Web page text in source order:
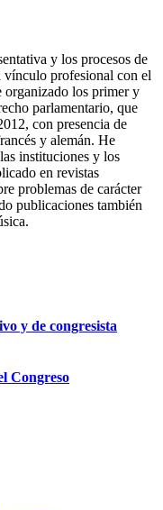
y los procesos de
vínculo profesional con el
organizado los primer y
parlamentario, que
con presencia de
y alemán. He
instituciones y los
en revistas
problemas de carácter
publicaciones también
y de congresista
Congreso